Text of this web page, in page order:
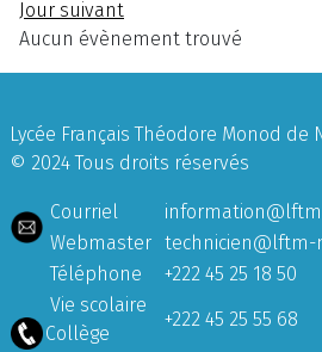
Jour suivant
Aucun évènement trouvé
Lycée Français Théodore Monod
© 2024 Tous droits réservés
Courriel
Webmaster technicien@lftm-
Téléphone
+222 45 25 18 50
Vie scolaire
Collège
+222 45 25 55 68